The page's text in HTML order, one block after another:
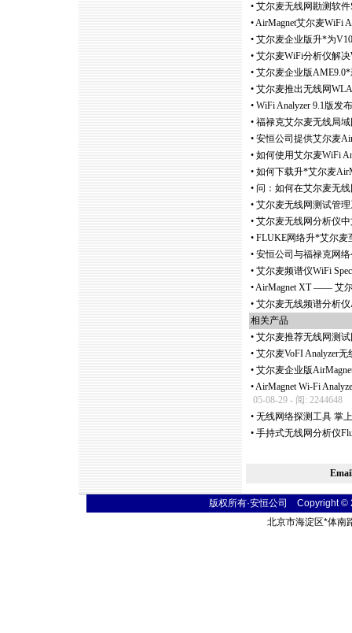
• 艾尔麦无线网勘测软件
•AirMagnet艾尔麦WiFi
• 艾尔麦企业版升*为
• 艾尔麦WiFi分析仪解
• 艾尔麦企业版AME9.0*
• 艾尔麦推出无线网
• WiFi Analyzer 9.1版发
• 福禄克艾尔麦无线局域
• 安恒公司提供艾尔麦
• 如何使用艾尔麦WiFi
• 如何下载升*艾尔麦
• 问：如何在艾尔麦无
• 艾尔麦无线网测试管
• 艾尔麦无线网分析仪
• FLUKE网络升*艾尔麦
• 安恒公司与福禄克网
• 艾尔麦频谱仪WiFi
•AirMagnet XT —— 艾
• 艾尔麦无线频谱分析仪
相关产品
• 艾尔麦推荐无线网测
• 艾尔麦VoFI Analyzer
• 艾尔麦企业版
•AirMagnet Wi-Fi
05-08-29 - 阅: 2244648
• 无线网络探测工具 掌
• 手持式无线网分析仪
版权所有·安恒公司 Copyright
北京市海淀区*体南